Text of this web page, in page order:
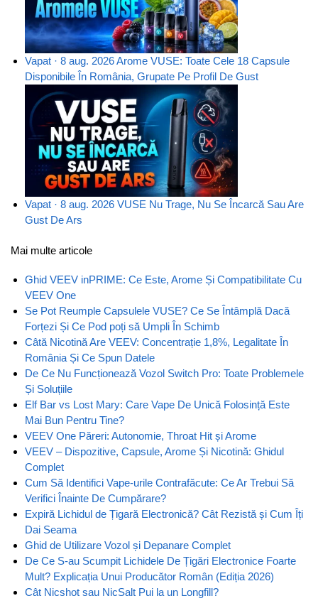
Vapat · 8 aug. 2026Arome VUSE: Toate Cele 18 Capsule
Disponibile În România, Grupate Pe Profil De Gust
Vapat · 8 aug. 2026 VUSE Nu Trage, Nu Se Încarcă Sau Are
Gust De Ars
Mai multe articole
Ghid VEEV inPRIME: Ce Este, Arome Și Compatibilitate Cu
VEEV One
Se Pot Reumple Capsulele VUSE? Ce Se Întâmplă Dacă
Forțezi Și Ce Pod poți să Umpli În Schimb
Câtă Nicotină Are VEEV: Concentrație 1,8%, Legalitate În
România Și Ce Spun Datele
De Ce Nu Funcționează Vozol Switch Pro: Toate Problemele
Și Soluțiile
Elf Bar vs Lost Mary: Care Vape De Unică Folosință Este
Mai Bun Pentru Tine?
VEEV One Păreri: Autonomie, Throat Hit și Arome
VEEV – Dispozitive, Capsule, Arome Și Nicotină: Ghidul
Complet
Cum Să Identifici Vape-urile Contrafăcute: Ce Ar Trebui Să
Verifici Înainte De Cumpărare?
Expiră Lichidul de Țigară Electronică? Cât Rezistă și Cum Îți
Dai Seama
Ghid de Utilizare Vozol și Depanare Complet
De Ce S-au Scumpit Lichidele De Țigări Electronice Foarte
Mult? Explicația Unui Producător Român (Ediția 2026)
Cât Nicshot sau NicSalt Pui la un Longfill?